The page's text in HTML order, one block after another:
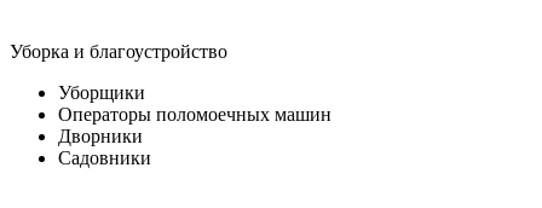
Уборка и благоустройство
Уборщики
Операторы поломоечных машин
Дворники
Садовники